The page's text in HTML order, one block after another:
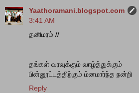
Yaathoramani.blogspot.com
3:41 AM
தனிமரம் //
தங்கள் வரவுக்கும் வாழ்த்துக்கும்
பின்னூட்டத்திற்கும் ம்னமார்ந்த நன்றி
Reply